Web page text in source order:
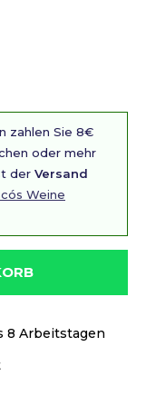
zahlen Sie 8€
oder mehr
der Versand
Weine
8 Arbeitstagen